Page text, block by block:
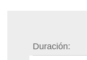
Duración